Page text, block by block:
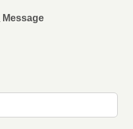
Message